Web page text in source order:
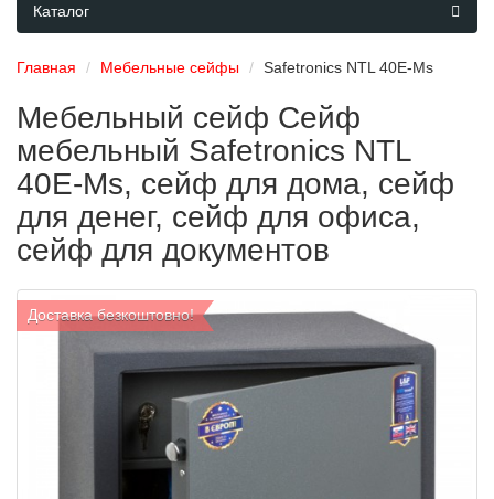
Каталог
Главная Мебельные сейфы Safetronics NTL 40E-Ms
Мебельный сейф Сейф
мебельный Safetronics NTL
40E-Ms, сейф для дома, сейф
для денег, сейф для офиса,
сейф для документов
Доставка безкоштовно!